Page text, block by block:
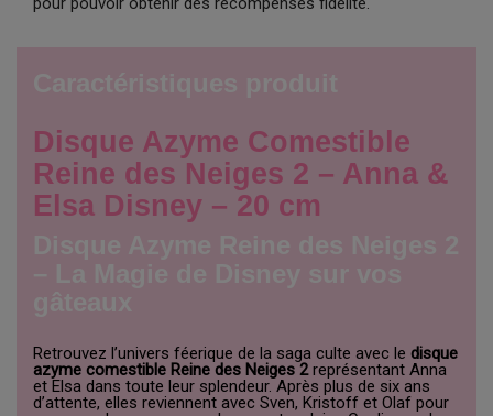
Disque Azyme Comestible
Reine des Neiges 2 – Anna &
Elsa Disney – 20 cm
Retrouvez l’univers féerique de la saga culte avec le disque
azyme comestible Reine des Neiges 2représentant Anna
et Elsa dans toute leur splendeur. Après plus de six ans
d’attente, elles reviennent avec Sven, Kristoff et Olaf pour